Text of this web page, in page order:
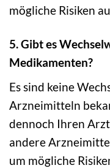
mögliche Risiken
5. Gibt es
Medikamenten?
Es sind keine
Arzneimitteln
dennoch Ihren
andere
um mögliche